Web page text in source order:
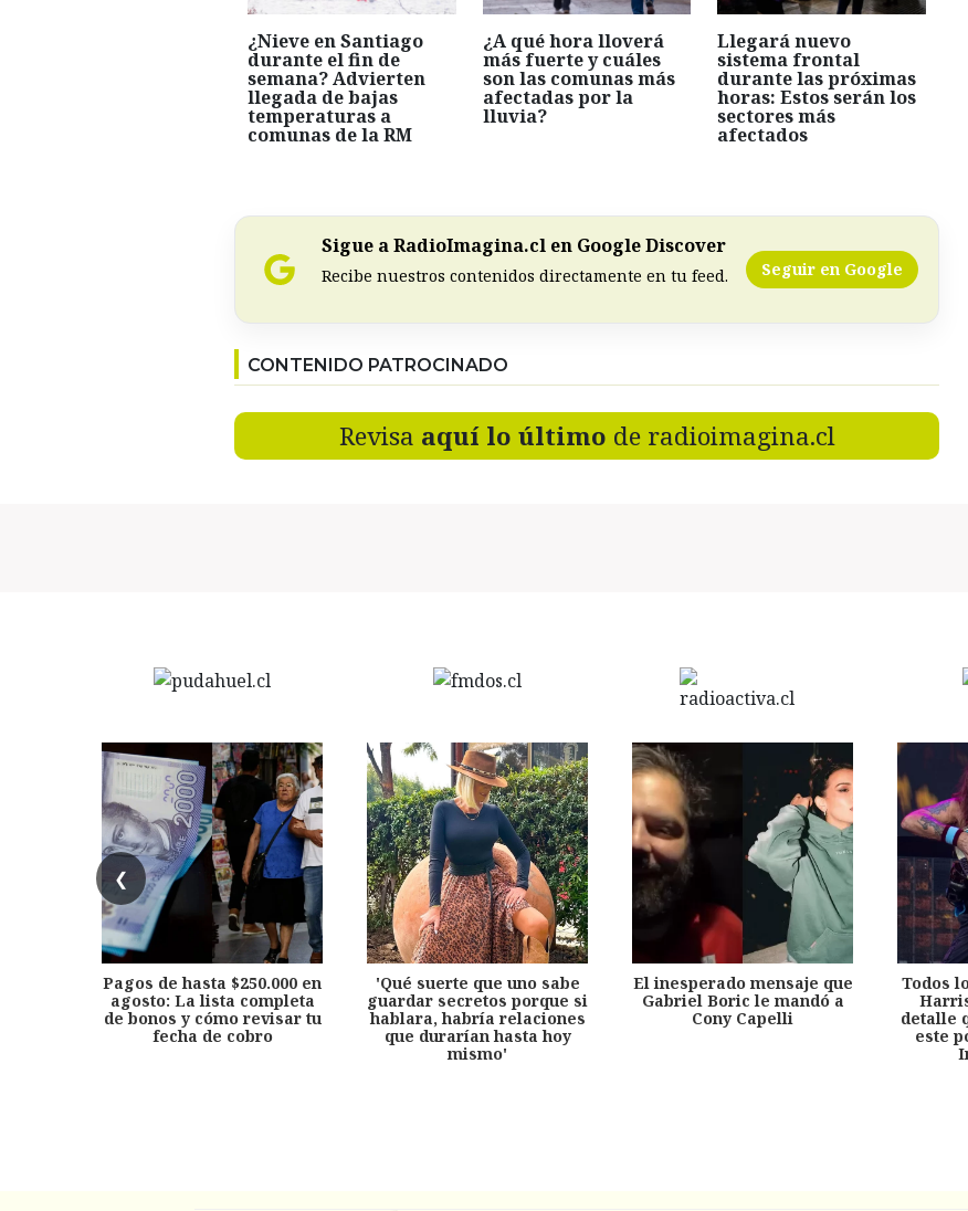
¿Nieve en Santiago
durante el fin de
semana? Advierten
llegada de bajas
temperaturas a
comunas de la RM
¿A qué hora lloverá
más fuerte y cuáles
son las comunas más
afectadas por la
lluvia?
Llegará nuevo
sistema frontal
durante las próximas
horas: Estos serán los
sectores más
afectados
Sigue a RadioImagina.cl en Google Discover
Recibe nuestros contenidos directamente en tu feed. Seguir en Google
CONTENIDO PATROCINADO
Revisa aquí lo último de radioimagina.cl
❮
Pagos de hasta $250.000 en
agosto: La lista completa
de bonos y cómo revisar tu
fecha de cobro
'Qué suerte que uno sabe
guardar secretos porque si
hablara, habría relaciones
que durarían hasta hoy
mismo'
El inesperado mensaje que
Gabriel Boric le mandó a
Cony Capelli
Todos
detalle
este